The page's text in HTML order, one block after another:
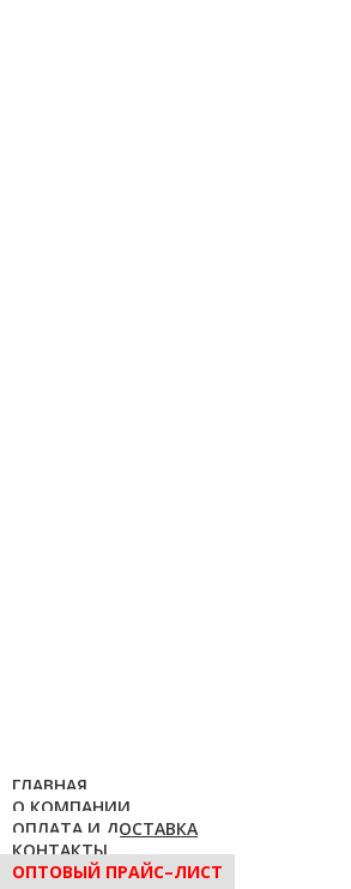
ГЛАВНАЯ
О КОМПАНИИ
ОПЛАТА И ДОСТАВКА
КОНТАКТЫ
ОПТОВЫЙ ПРАЙС–ЛИСТ